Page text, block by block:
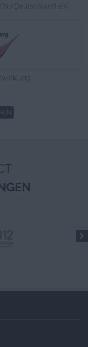
Deutschland e.V.